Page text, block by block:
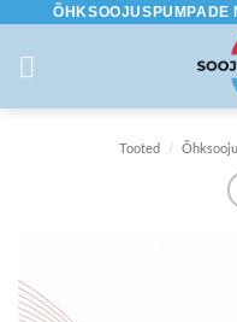
content
Tooted /